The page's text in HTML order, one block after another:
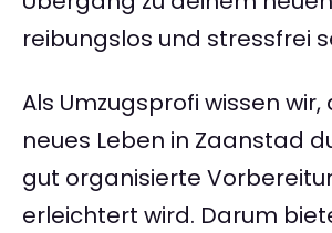
reibungslos und stressfrei
Als Umzugsprofi wissen
neues Leben in Zaanstad
gut organisierte
erleichtert wird. Darum